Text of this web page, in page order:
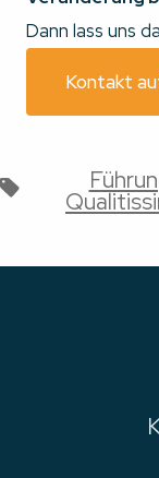
Dann lass uns
Kontakt
Tags